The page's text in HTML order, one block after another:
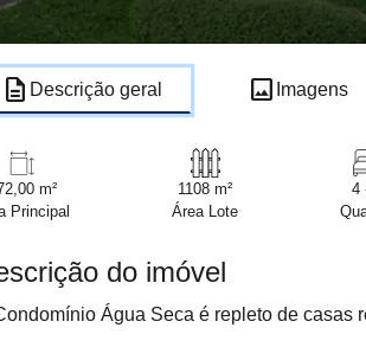
description Descrição geral image Imagens
m²
Principal
1108 m²
Área Lote
4
do imóvel
Água Seca é repleto de casas